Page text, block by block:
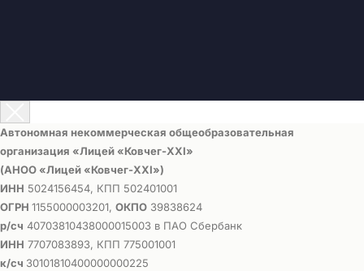
Автономная некоммерческая общеобразовательная
организация «Лицей «Ковчег-ХХI»
(АНОО «Лицей «Ковчег-ХХI»)
ИНН 5024156454, КПП 502401001
ОГРН 1155000003201, ОКПО 39838624
р/сч 40703810438000015003 в ПАО Сбербанк
ИНН 7707083893, КПП 775001001
к/сч 30101810400000000225